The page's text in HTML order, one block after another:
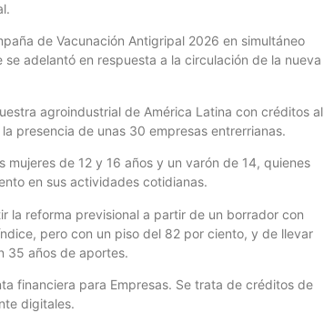
de Vacunación Antigripal 2026 en simultáneo
adelantó en respuesta a la circulación de la nueva
agroindustrial de América Latina con créditos al
presencia de unas 30 empresas entrerrianas.
mujeres de 12 y 16 años y un varón de 14, quienes
en sus actividades cotidianas.
la reforma previsional a partir de un borrador con
pero con un piso del 82 por ciento, y de llevar
35 años de aportes.
financiera para Empresas. Se trata de créditos de
digitales.